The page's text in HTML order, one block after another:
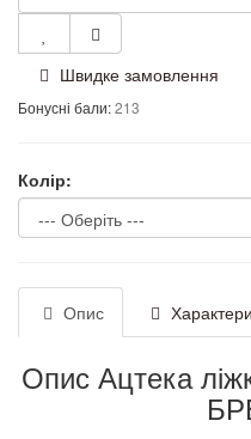
Швидке замовлення
Бонусні бали:213
Колір:
Опис
Опис Ацтека